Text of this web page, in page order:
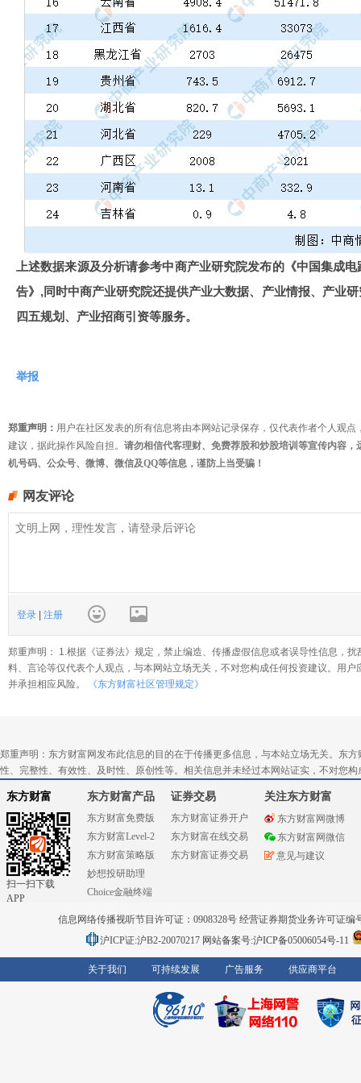
上述数据来源及分析请参考中商产业研究院发布的《中国集成
告》,同时中商产业研究院还提供产业大数据、产业情报、产业
四五规划、产业招商引资等服务。
举报
郑重声明： 用户在社区发表的所有信息将由本网站记录保存，仅代表作者个人观
建议，据此操作风险自担。 请勿相信代客理财、免费荐股和炒股培训等宣传内容
机号码、公众号、微博、微信及QQ等信息，谨防上当受骗！
网友评论
登录 注册
郑重声明： 1.根据《证券法》规定，禁止编造、传播虚假信息或者误导性信息，
料、言论等仅代表个人观点，与本网站立场无关，不对您构成任何投资建议。用
并承担相应风险。
《东方财富社区管理规定》
郑重声明：东方财富网发布此信息的目的在于传播更多信息，与本站立场无关。东
性、完整性、有效性、及时性、原创性等。相关信息并未经过本网站证实，不对您
东方财富
扫一扫下载
APP
东方财富产品
东方财富免费版
东方财富Level-2
东方财富策略版
妙想投研助理
Choice金融终端
证券交易
东方财富证券开户
东方财富在线交易
东方财富证券交易
关注东方财富
东方财富网微博
东方财富网微信
意见与建议
信息网络传播视听节目许可证：0908328号 经营证券期货业务许可证编
沪ICP证:沪B2-20070217 网站备案号:沪ICP备05006054号-11
关于我们 可持续发展 广告服务 供应商平台